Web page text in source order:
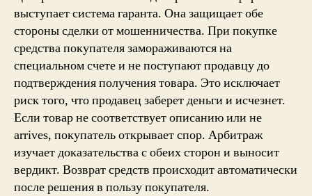
выступает система гаранта. Она защищает обе
стороны сделки от мошенничества. При покупке
средства покупателя замораживаются на
специальном счете и не поступают продавцу до
подтверждения получения товара. Это исключает
риск того, что продавец заберет деньги и исчезнет.
Если товар не соответствует описанию или не
arrives, покупатель открывает спор. Арбитраж
изучает доказательства с обеих сторон и выносит
вердикт. Возврат средств происходит автоматически
после решения в пользу покупателя.